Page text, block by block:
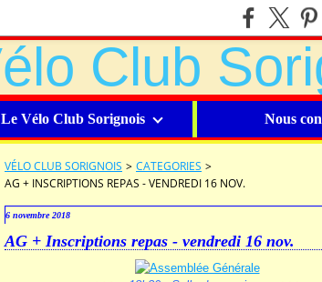
Le Vélo Club Sorignois Nous
VÉLO CLUB SORIGNOIS > CATEGORIES >
AG + INSCRIPTIONS REPAS - VENDREDI 16 NOV.
6 novembre 2018
AG + Inscriptions repas - vendredi 16 nov.